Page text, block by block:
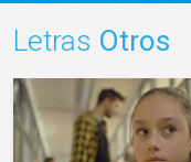
Letras Otros